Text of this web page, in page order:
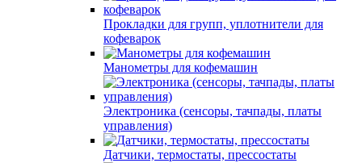
Прокладки для групп, уплотнители для
кофеварок
Манометры для кофемашин
Электроника (сенсоры, тачпады, платы
управления)
Датчики, термостаты, прессостаты